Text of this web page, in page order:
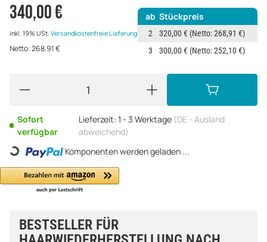
340,00 €
inkl. 19% USt. Versandkostenfreie Lieferung
Netto:268,91€
ab Stückpreis
2 320,00 € (Netto: 268,91 €)
3
300,00 € (Netto: 252,10 €)
Sofort
verfügbar
Lieferzeit: 1 - 3 Werktage (DE - Ausland
abweichend)
Loading... Komponenten werden geladen ...
BESTSELLER FÜR